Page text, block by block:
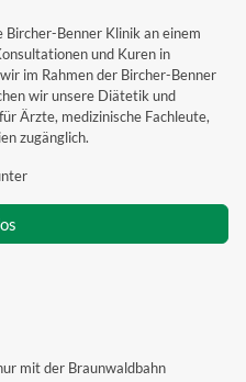
Benner Klinik an einem
und Kuren in
im Rahmen der Bircher-Benner
wir unsere Diätetik und
Ärzte, medizinische Fachleute,
zugänglich.
mit der Braunwaldbahn